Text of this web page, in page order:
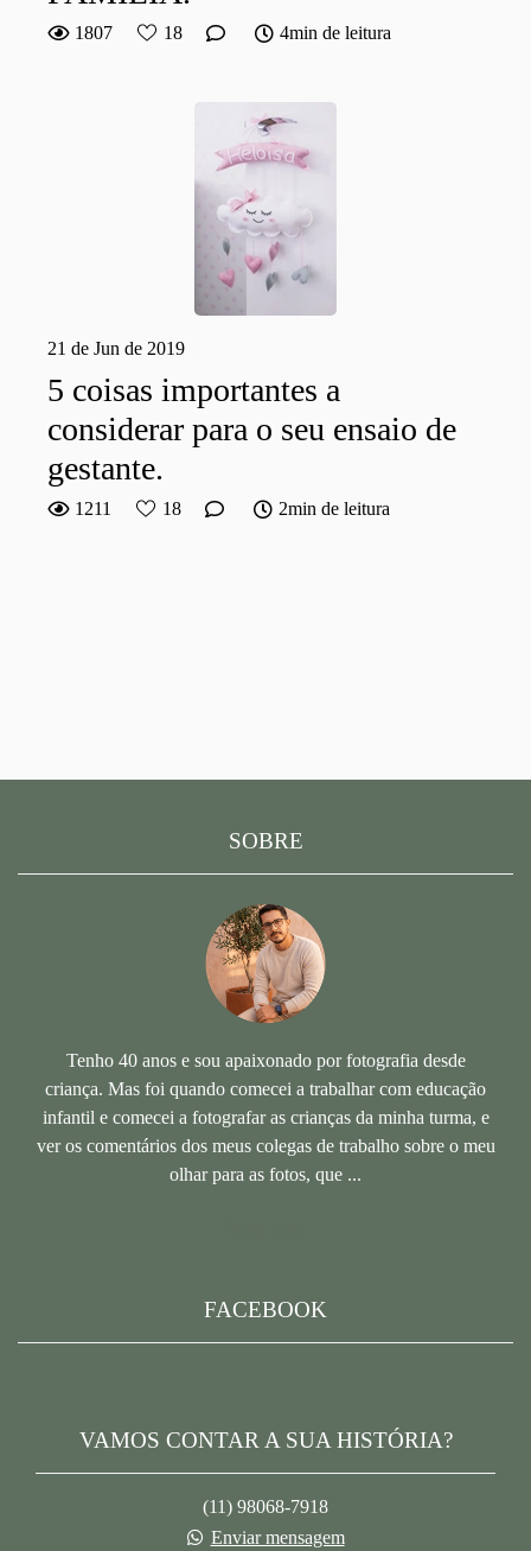
1807 18 4min de leitura
21 de Jun de 2019
5 coisas importantes a
considerar para o seu ensaio de
gestante.
1211 18 2min de leitura
SOBRE
Tenho 40 anos e sou apaixonado por fotografia desde
criança. Mas foi quando comecei a trabalhar com educação
infantil e comecei a fotografar as crianças da minha turma, e
ver os comentários dos meus colegas de trabalho sobre o meu
olhar para as fotos, que ...
FACEBOOK
VAMOS CONTAR A SUA HISTÓRIA?
(11) 98068-7918
Enviar mensagem